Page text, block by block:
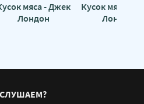
мяса - Джек
Лондон
Кусок мяса -
Лондон